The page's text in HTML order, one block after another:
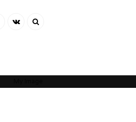
которое Вас окружает. Своей